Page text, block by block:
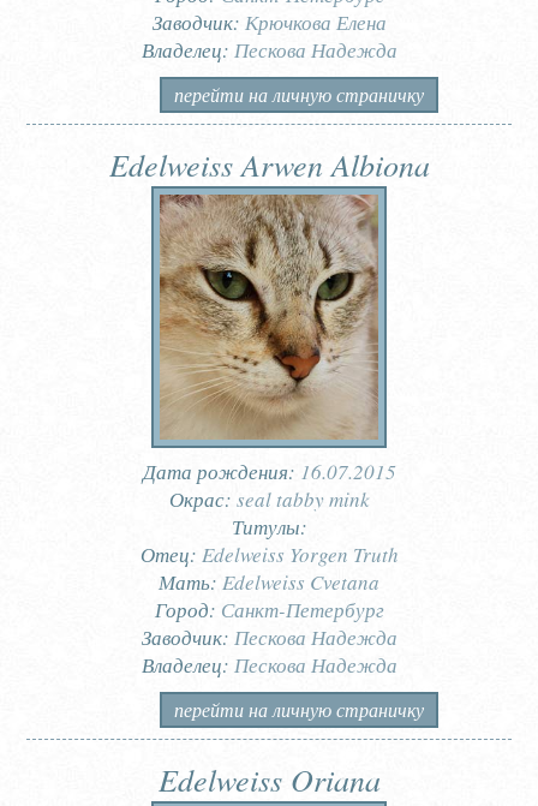
Заводчик: Крючкова Елена
Владелец: Пескова Надежда
перейти на личную страничку
Edelweiss Arwen Albiona
Дата рождения: 16.07.2015
Окрас: seal tabby mink
Титулы:
Отец: Edelweiss Yorgen Truth
Мать: Edelweiss Cvetana
Город: Санкт-Петербург
Заводчик: Пескова Надежда
Владелец: Пескова Надежда
перейти на личную страничку
Edelweiss Oriana